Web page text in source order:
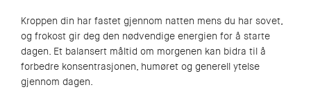
Kroppen din har fastet gjennom natten mens du har sovet,
og frokost gir deg den nødvendige energien for å starte
dagen. Et balansert måltid om morgenen kan bidra til å
forbedre konsentrasjonen, humøret og generell ytelse
gjennom dagen.